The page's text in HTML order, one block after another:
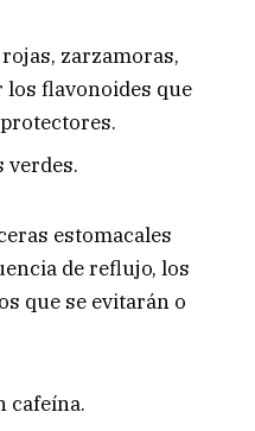
zarzamoras,
los flavonoides que
verdes.
estomacales
de reflujo, los
que se evitarán o
cafeína.